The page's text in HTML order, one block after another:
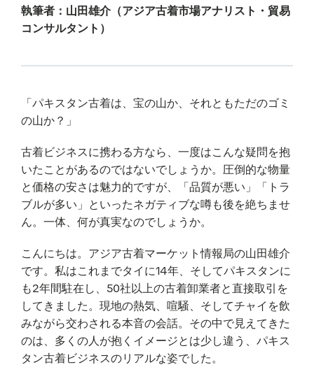
s
d
a
執筆者：山田雄介（アジア古着市場アナリスト・貿易
コンサルタント）
「パキスタン古着は、宝の山か、それともただのゴミ
の山か？」
古着ビジネスに携わる方なら、一度はこんな疑問を抱
いたことがあるのではないでしょうか。圧倒的な物量
と価格の安さは魅力的ですが、「品質が悪い」「トラ
ブルが多い」といったネガティブな噂も後を絶ちませ
ん。一体、何が真実なのでしょうか。
こんにちは。アジア古着マーケット情報局の山田雄介
です。私はこれまでタイに14年、そしてパキスタンに
も2年間駐在し、50社以上の古着卸業者と直接取引を
してきました。現地の熱気、喧騒、そしてチャイを飲
みながら交わされる本音の会話。その中で見えてきた
のは、多くの人が抱くイメージとは少し違う、パキス
タン古着ビジネスのリアルな姿でした。